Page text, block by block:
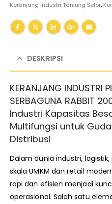
Keranjang Industri Tanjung Selor,
DESKRIPSI
KERANJANG INDUSTRI
SERBAGUNA RABBIT
Industri Kapasitas
Multifungsi untuk
Distribusi
Dalam dunia industri,
skala UMKM dan retail
rapi dan efisien menjadi
operasional. Salah satu